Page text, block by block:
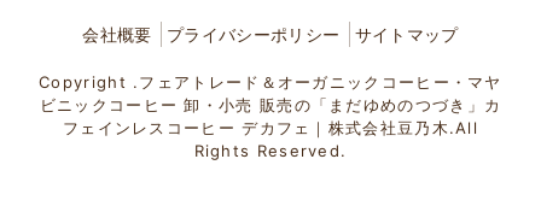
会社概要 プライバシーポリシー サイトマップ
Copyright .フェアトレード＆オーガニックコーヒー・マヤ
ビニックコーヒー 卸・小売 販売の「まだゆめのつづき」カ
フェインレスコーヒー デカフェ｜株式会社豆乃木.All
Rights Reserved.